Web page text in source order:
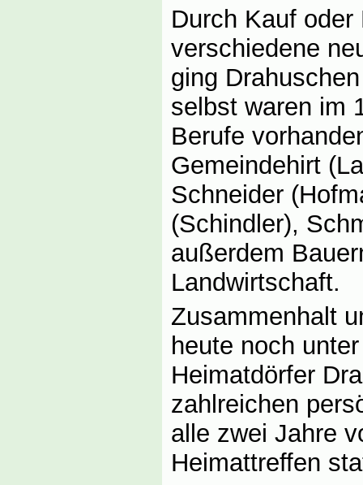
Durch Kauf
verschiedene
ging
selbst waren im
Berufe
Gemeindehirt
Schneider
(Schindler),
außerdem
Landwirtschaft.
Zusammenhalt
heute noch
Heimatdörfer
zahlreichen
alle zwei Jahre
Heimattreffen